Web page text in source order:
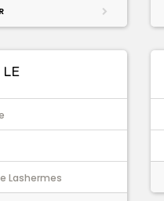
LE
Lashermes